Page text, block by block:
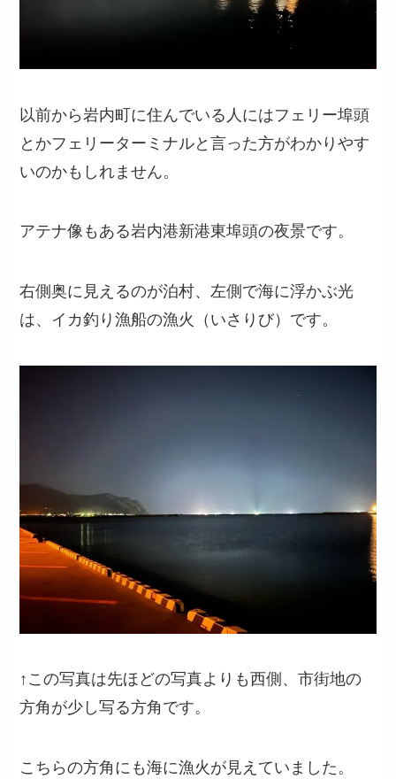
以前から岩内町に住んでいる人にはフェリー埠頭
とかフェリーターミナルと言った方がわかりやす
いのかもしれません。
アテナ像もある岩内港新港東埠頭の夜景です。
右側奥に見えるのが泊村、左側で海に浮かぶ光
は、イカ釣り漁船の漁火（いさりび）です。
↑この写真は先ほどの写真よりも西側、市街地の
方角が少し写る方角です。
こちらの方角にも海に漁火が見えていました。